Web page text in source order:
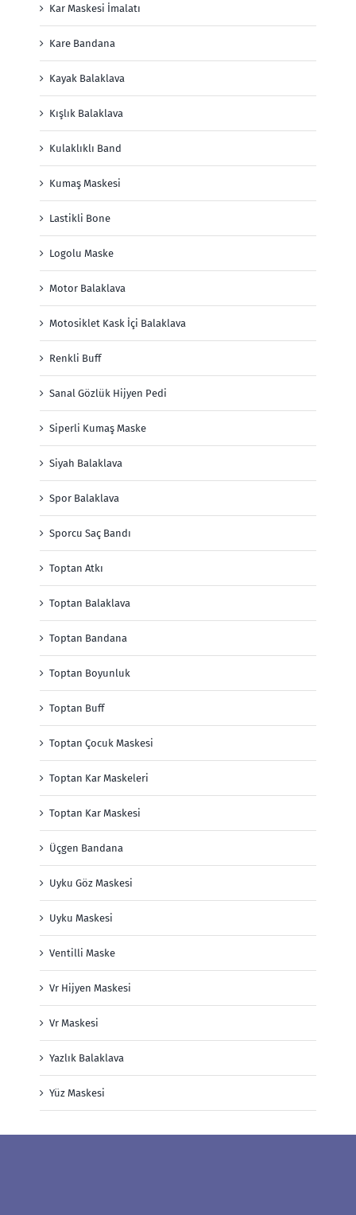
Kar Maskesi İmalatı
Kare Bandana
Kayak Balaklava
Kışlık Balaklava
Kulaklıklı Band
Kumaş Maskesi
Lastikli Bone
Logolu Maske
Motor Balaklava
Motosiklet Kask İçi Balaklava
Renkli Buff
Sanal Gözlük Hijyen Pedi
Siperli Kumaş Maske
Siyah Balaklava
Spor Balaklava
Sporcu Saç Bandı
Toptan Atkı
Toptan Balaklava
Toptan Bandana
Toptan Boyunluk
Toptan Buff
Toptan Çocuk Maskesi
Toptan Kar Maskeleri
Toptan Kar Maskesi
Üçgen Bandana
Uyku Göz Maskesi
Uyku Maskesi
Ventilli Maske
Vr Hijyen Maskesi
Vr Maskesi
Yazlık Balaklava
Yüz Maskesi